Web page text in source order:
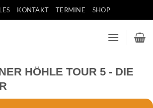
KONTAKT TERMINE SHOP
HÖHLE TOUR 5 - DIE